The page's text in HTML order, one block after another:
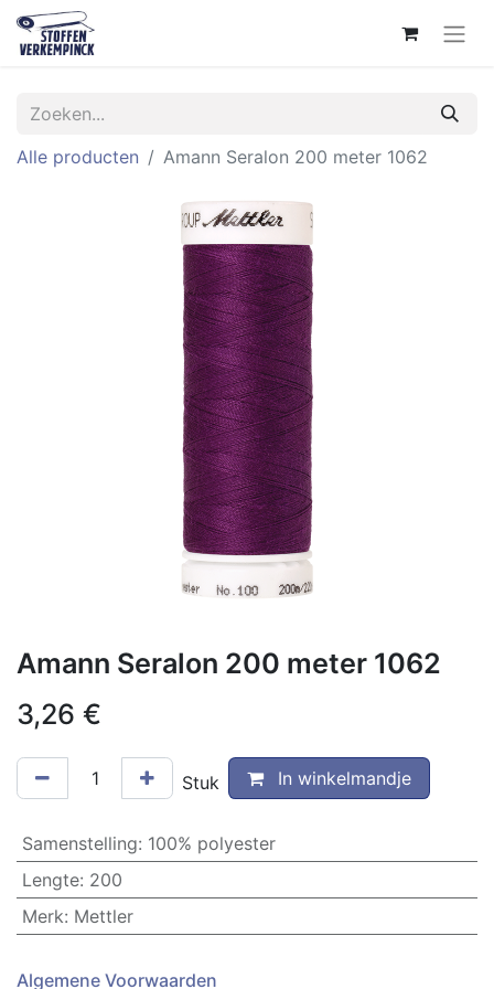
Alle producten Amann Seralon 200 meter 1062
Amann Seralon 200 meter 1062
3,26 €
Stuk In winkelmandje
Samenstelling: 100% polyester
Lengte: 200
Merk: Mettler
Algemene Voorwaarden